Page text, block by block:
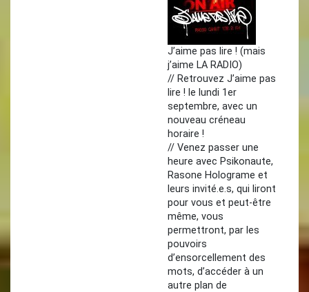
J’aime pas lire ! (mais
j’aime LA RADIO)
// Retrouvez J’aime pas
lire ! le lundi 1er
septembre, avec un
nouveau créneau
horaire !
// Venez passer une
heure avec Psikonaute,
Rasone Holograme et
leurs invité.e.s, qui liront
pour vous et peut-être
même, vous
permettront, par les
pouvoirs
d’ensorcellement des
mots, d’accéder à un
autre plan de